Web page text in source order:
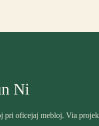
Ni
pri oficejaj mebloj. Via